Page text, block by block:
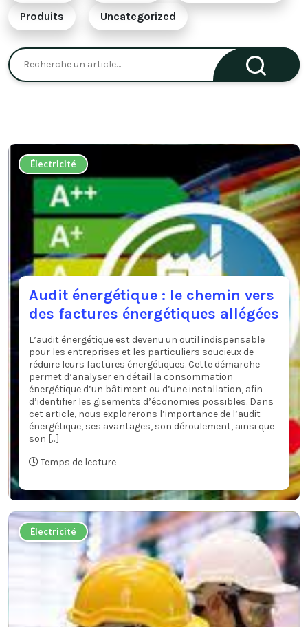
Produits Uncategorized
Électricité
Audit énergétique : le chemin vers
des factures énergétiques allégées
L’audit énergétique est devenu un outil indispensable
pour les entreprises et les particuliers soucieux de
réduire leurs factures énergétiques. Cette démarche
permet d’analyser en détail la consommation
énergétique d’un bâtiment ou d’une installation, afin
d’identifier les gisements d’économies possibles. Dans
cet article, nous explorerons l’importance de l’audit
énergétique, ses avantages, son déroulement, ainsi que
son […]
Temps de lecture
Électricité